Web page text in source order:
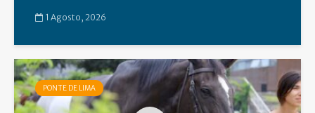
1 Agosto, 2026
PONTE DE LIMA